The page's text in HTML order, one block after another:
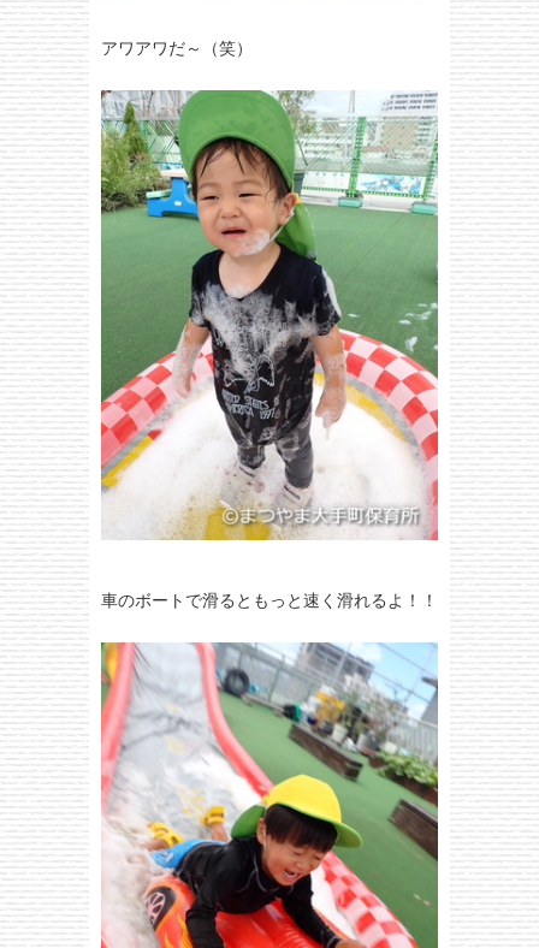
アワアワだ～（笑）
車のボートで滑るともっと速く滑れるよ！！